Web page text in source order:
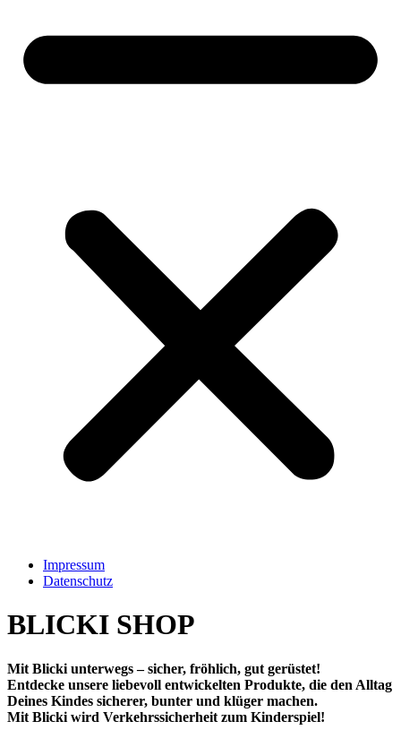
Impressum
Datenschutz
BLICKI SHOP
Mit Blicki unterwegs – sicher, fröhlich, gut gerüstet!
Entdecke unsere liebevoll entwickelten Produkte, die den Alltag
Deines Kindes sicherer, bunter und klüger machen.
Mit Blicki wird Verkehrssicherheit zum Kinderspiel!